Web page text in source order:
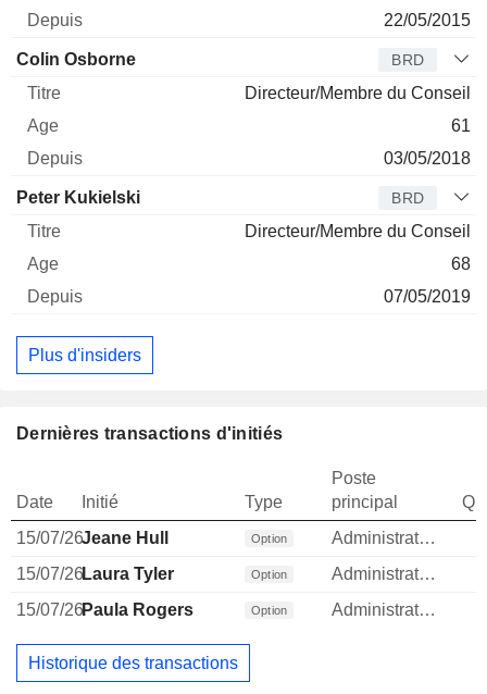
22/05/2015
Colin Osborne BRD
Directeur/Membre du Conseil
61
03/05/2018
Peter Kukielski BRD
Directeur/Membre du Conseil
68
07/05/2019
Plus d'insiders
Dernières transactions d'initiés
Date Initié Type
Poste
principal
15/07/26Jeane Hull Option Administrateur
15/07/26Laura Tyler Option Administrateur
15/07/26Paula Rogers Option Administrateur
Historique des transactions